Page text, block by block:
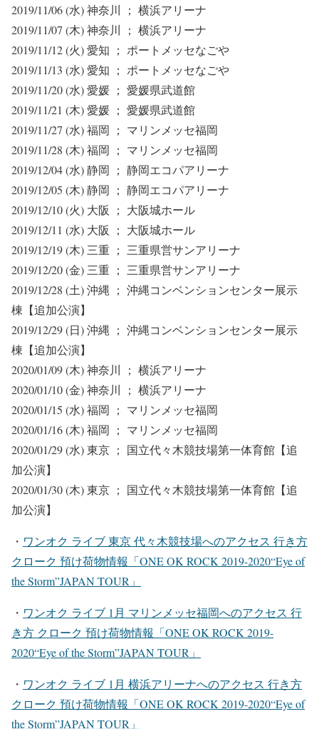
2019/11/06 (水) 神奈川 ； 横浜アリーナ
2019/11/07 (木) 神奈川 ； 横浜アリーナ
2019/11/12 (火) 愛知 ； ポートメッセなごや
2019/11/13 (水) 愛知 ； ポートメッセなごや
2019/11/20 (水) 愛媛 ； 愛媛県武道館
2019/11/21 (木) 愛媛 ； 愛媛県武道館
2019/11/27 (水) 福岡 ； マリンメッセ福岡
2019/11/28 (木) 福岡 ； マリンメッセ福岡
2019/12/04 (水) 静岡 ； 静岡エコパアリーナ
2019/12/05 (木) 静岡 ； 静岡エコパアリーナ
2019/12/10 (火) 大阪 ； 大阪城ホール
2019/12/11 (水) 大阪 ； 大阪城ホール
2019/12/19 (木) 三重 ； 三重県営サンアリーナ
2019/12/20 (金) 三重 ； 三重県営サンアリーナ
2019/12/28 (土) 沖縄 ； 沖縄コンベンションセンター展示
棟 【追加公演】
2019/12/29 (日) 沖縄 ； 沖縄コンベンションセンター展示
棟 【追加公演】
2020/01/09 (木) 神奈川 ； 横浜アリーナ
2020/01/10 (金) 神奈川 ； 横浜アリーナ
2020/01/15 (水) 福岡 ； マリンメッセ福岡
2020/01/16 (木) 福岡 ； マリンメッセ福岡
2020/01/29 (水) 東京 ； 国立代々木競技場第一体育館 【追
加公演】
2020/01/30 (木) 東京 ； 国立代々木競技場第一体育館 【追
加公演】
・ ワンオク ライブ 東京 代々木競技場へのアクセス 行き方
クローク 預け荷物情報「ONE OK ROCK 2019-2020“Eye of
the Storm”JAPAN TOUR」
・ ワンオク ライブ 1月 マリンメッセ福岡へのアクセス 行
き方 クローク 預け荷物情報「ONE OK ROCK 2019-
2020“Eye of the Storm”JAPAN TOUR」
・ ワンオク ライブ 1月 横浜アリーナへのアクセス 行き方
クローク 預け荷物情報「ONE OK ROCK 2019-2020“Eye of
the Storm”JAPAN TOUR」